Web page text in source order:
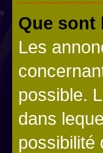
Que sont
Les
possible.
dans
possibilité